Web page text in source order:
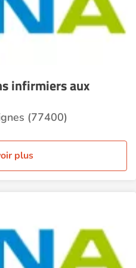
infirmiers aux
(77400)
plus